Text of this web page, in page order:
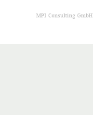
MPI Consulting GmbH